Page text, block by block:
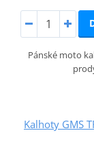
Pánské moto
Kalhoty GMS